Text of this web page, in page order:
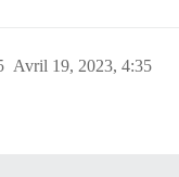
Avril 19, 2023, 4:35